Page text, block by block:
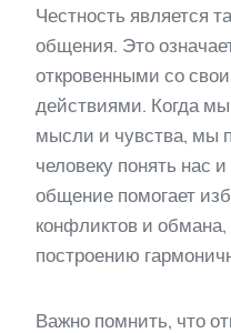
Честность является
общения. Это
откровенными со
действиями. Когда
мысли и чувства, мы
человеку понять нас
общение помогает
конфликтов и обмана,
построению
Важно помнить, что